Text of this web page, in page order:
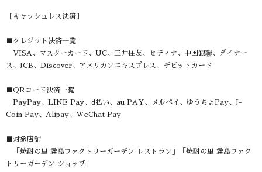
【キャッシュレス決済】
■クレジット決済一覧
VISA、マスターカード、UC、三井住友、セディナ、中国銀聯、ダイナー
ス、JCB、Discover、アメリカンエキスプレス、デビットカード​
■QRコード決済一覧
PayPay、LINE Pay、d払い、au PAY、メルペイ、ゆうちょPay、J-
Coin Pay、Alipay、WeChat Pay​
■対象店舗
「焼酎の里 霧島ファクトリーガーデン レストラン」「焼酎の里 霧島ファク
トリーガーデン ショップ」